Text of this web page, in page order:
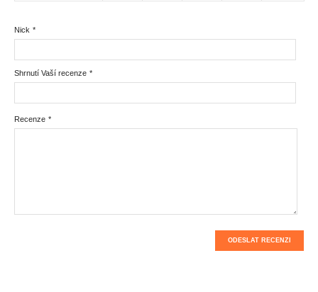
*
Nick
*
Shrnutí Vaší recenze
*
Recenze
ODESLAT RECENZI